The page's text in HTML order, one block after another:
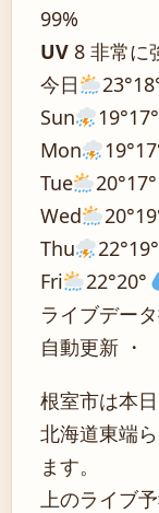
99%
UV 8 非常に
今日
23°
Sun
19°17°
Mon
19°
Tue
20°17°
Wed
20°
Thu
22°19°
Fri
22°20°
ライブデータ
自動更新 ・
根室市は本日
北海道東端
ます。
上のライブ